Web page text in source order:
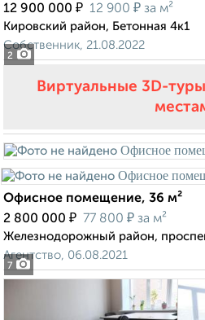
2
12 900 000 ₽ 12 900 ₽ за м²
Кировский район, Бетонная 4к1
Собственник, 21.08.2022
Виртуальные 3D-
7
Офисное помещение, 36 м²
2 800 000 ₽ 77 800 ₽ за м²
Железнодорожный район,
Агентство, 06.08.2021